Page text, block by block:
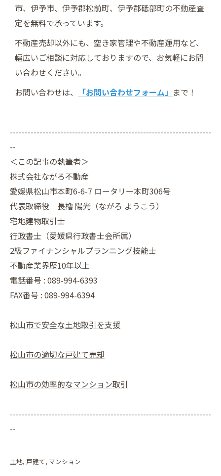
市、伊予市、伊予郡松前町、伊予郡砥部町の不動産査
定を無料で承っています。
不動産売却以外にも、空き家管理や不動産運用など、
幅広いご相談に対応しておりますので、お気軽にお問
い合わせください。
お問い合わせは、
「お問い合わせフォーム」 まで！
--------------------------------------------------------------------
--
＜この記事の執筆者＞
株式会社ながろ不動産
愛媛県松山市本町6-6-7 ロータリー本町306号
代表取締役 長櫓 陽光（ながろ ようこう）
宅地建物取引士
行政書士 （愛媛県行政書士会所属）
2級ファイナンシャルプランニング技能士
不動産業界歴10年以上
電話番号 : 089-994-6393
FAX番号 : 089-994-6394
松山市で安全な土地取引を支援
松山市の適切な戸建て売却
松山市の効率的なマンション取引
--------------------------------------------------------------------
--
土地 戸建て マンション